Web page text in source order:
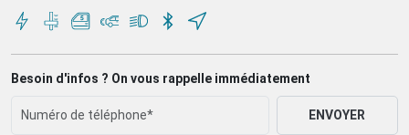
Besoin d'infos ? On vous rappelle immédiatement
ENVOYER